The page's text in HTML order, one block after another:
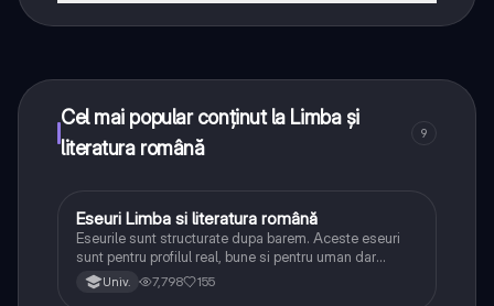
Cel mai popular conținut la Limba și
literatura română
9
Limba și literatura română
Eseuri Limba si literatura română
Eseurile sunt structurate dupa barem. Aceste eseuri
sunt pentru profilul real, bune si pentru uman dar
lipsesc relatiile dintre personaje si caracrerizarile.
Univ. 7,798 155